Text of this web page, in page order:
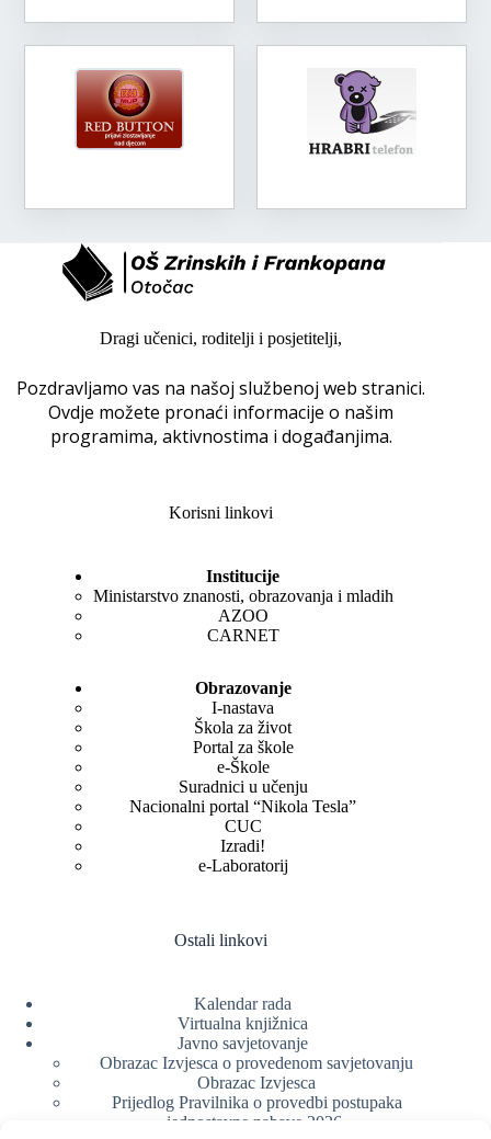
Dragi učenici, roditelji i posjetitelji,
Pozdravljamo vas na našoj službenoj web stranici.
Ovdje možete pronaći informacije o našim
programima, aktivnostima i događanjima.
Korisni linkovi
Institucije
Ministarstvo znanosti, obrazovanja i mladih
AZOO
CARNET
Obrazovanje
I-nastava
Škola za život
Portal za škole
e-Škole
Suradnici u učenju
Nacionalni portal “Nikola Tesla”
CUC
Izradi!
e-Laboratorij
Ostali linkovi
Kalendar rada
Virtualna knjižnica
Javno savjetovanje
Obrazac Izvjesca o provedenom savjetovanju
Obrazac Izvjesca
Prijedlog Pravilnika o provedbi postupaka
jednostavne nabave 2026.